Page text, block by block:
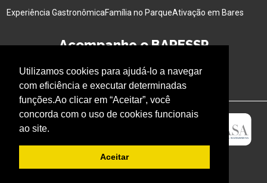
Utilizamos cookies para ajudá-lo a navegar
com eficiência e executar determinadas
funções.Ao clicar em “Aceitar”, você
concorda com o uso de cookies funcionais
ao site.
Aceitar
Experiência GastronômicaFamília no ParqueAtivação em Bares
Acompanhe o BARESSP